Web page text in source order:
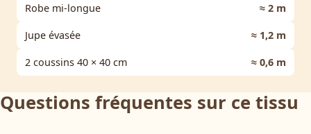
Robe mi-longue ≈ 2 m
Jupe évasée ≈ 1,2 m
2 coussins 40 × 40 cm ≈ 0,6 m
Questions fréquentes sur ce tissu